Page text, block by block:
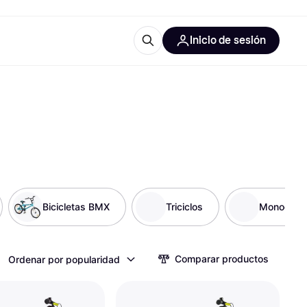
categorías
Inicio de sesión
Bicicletas BMX Triciclos
Ordenar por popularidad Comparar productos